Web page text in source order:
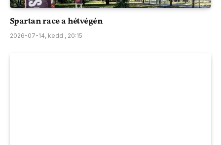
Spartan race a hétvégén
2026-07-14, kedd , 20:15